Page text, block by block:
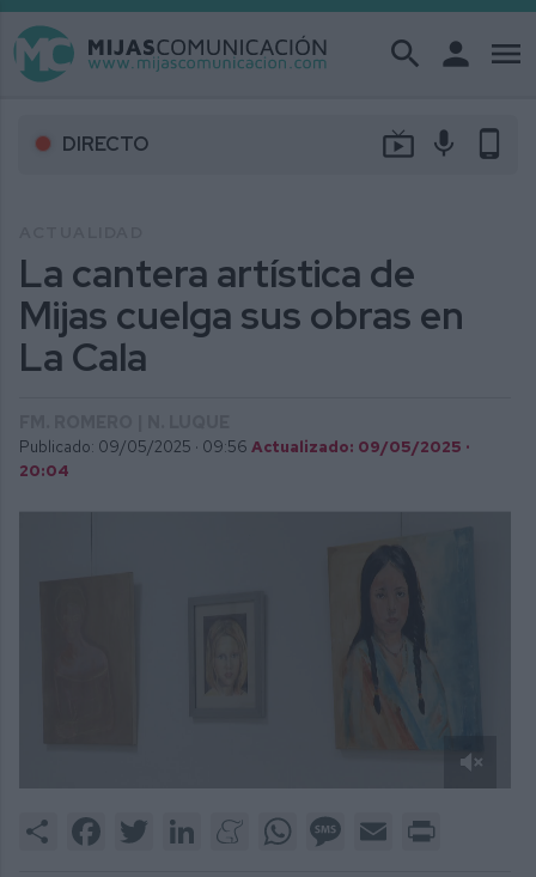
search person menu
DIRECTO live_tv mic phone_android
La cantera artística de
Mijas cuelga sus obras en
La Cala
Publicado: 09/05/2025 · 09:56 Actualizado: 09/05/2025 ·
20:04
2
Share FacebookTwitter LinkedInMeneameWhatsAppMessage
Email